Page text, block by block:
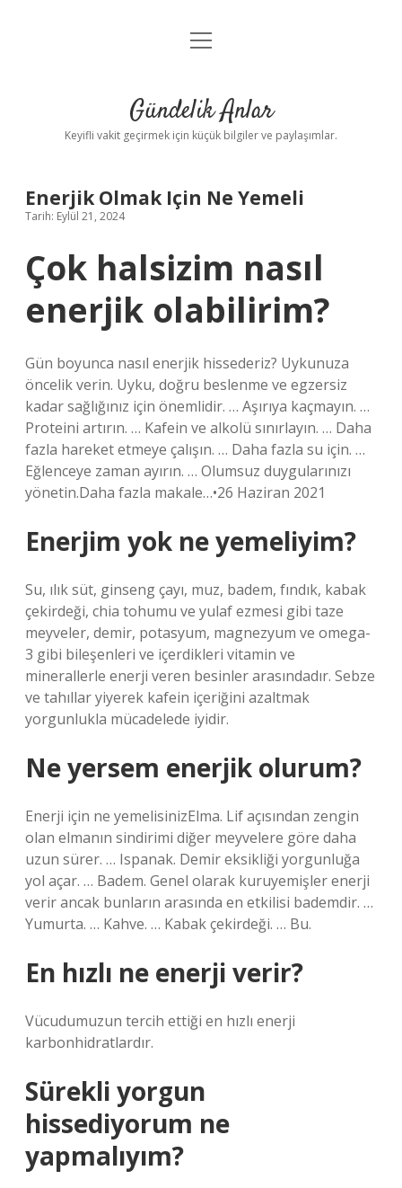
Anasayfa
Yasal Uyarı
menüyü
Gündelik Anlar
Keyifli vakit geçirmek için küçük bilgiler ve paylaşımlar.
Enerjik Olmak Için Ne Yemeli
Tarih: Eylül 21, 2024
Çok halsizim nasıl
enerjik olabilirim?
Gün boyunca nasıl enerjik hissederiz? Uykunuza
öncelik verin. Uyku, doğru beslenme ve egzersiz
kadar sağlığınız için önemlidir. … Aşırıya kaçmayın. …
Proteini artırın. … Kafein ve alkolü sınırlayın. … Daha
fazla hareket etmeye çalışın. … Daha fazla su için. …
Eğlenceye zaman ayırın. … Olumsuz duygularınızı
yönetin.Daha fazla makale…•26 Haziran 2021
Enerjim yok ne yemeliyim?
Su, ılık süt, ginseng çayı, muz, badem, fındık, kabak
çekirdeği, chia tohumu ve yulaf ezmesi gibi taze
meyveler, demir, potasyum, magnezyum ve omega-
3 gibi bileşenleri ve içerdikleri vitamin ve
minerallerle enerji veren besinler arasındadır. Sebze
ve tahıllar yiyerek kafein içeriğini azaltmak
yorgunlukla mücadelede iyidir.
Ne yersem enerjik olurum?
Enerji için ne yemelisinizElma. Lif açısından zengin
olan elmanın sindirimi diğer meyvelere göre daha
uzun sürer. … Ispanak. Demir eksikliği yorgunluğa
yol açar. … Badem. Genel olarak kuruyemişler enerji
verir ancak bunların arasında en etkilisi bademdir. …
Yumurta. … Kahve. … Kabak çekirdeği. … Bu.
En hızlı ne enerji verir?
Vücudumuzun tercih ettiği en hızlı enerji
karbonhidratlardır.
Sürekli yorgun
hissediyorum ne
yapmalıyım?